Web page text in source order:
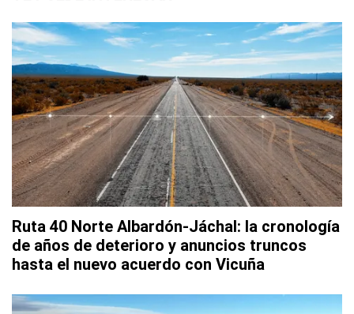
Ruta 40 Norte Albardón-Jáchal: la cronología
de años de deterioro y anuncios truncos
hasta el nuevo acuerdo con Vicuña